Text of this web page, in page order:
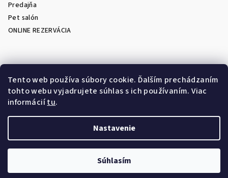
Tento web používa súbory cookie. Ďalším prechádzaním
tohto webu vyjadrujete súhlas s ich používaním. Viac
informáciítu.
Nastavenie
Súhlasím
Predajňa
Pet salón
ONLINE REZERVÁCIA
Prijímame online platby
Vytvoril Shoptet